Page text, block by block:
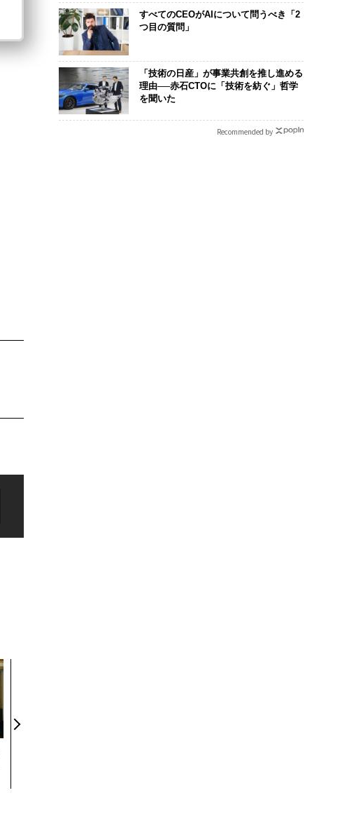
る1日│CAREER SUMMI
すべてのCEOがAIについて問うべき「2
つ目の質問」
「技術の日産」が事業共創を推し進める
理由──赤石CTOに「技術を紡ぐ」哲学
を聞いた
Recommended by